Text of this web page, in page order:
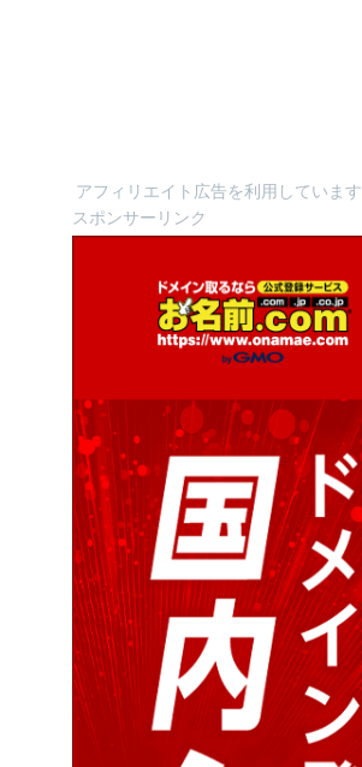
アフィリエイト広告を利用しています
スポンサーリンク